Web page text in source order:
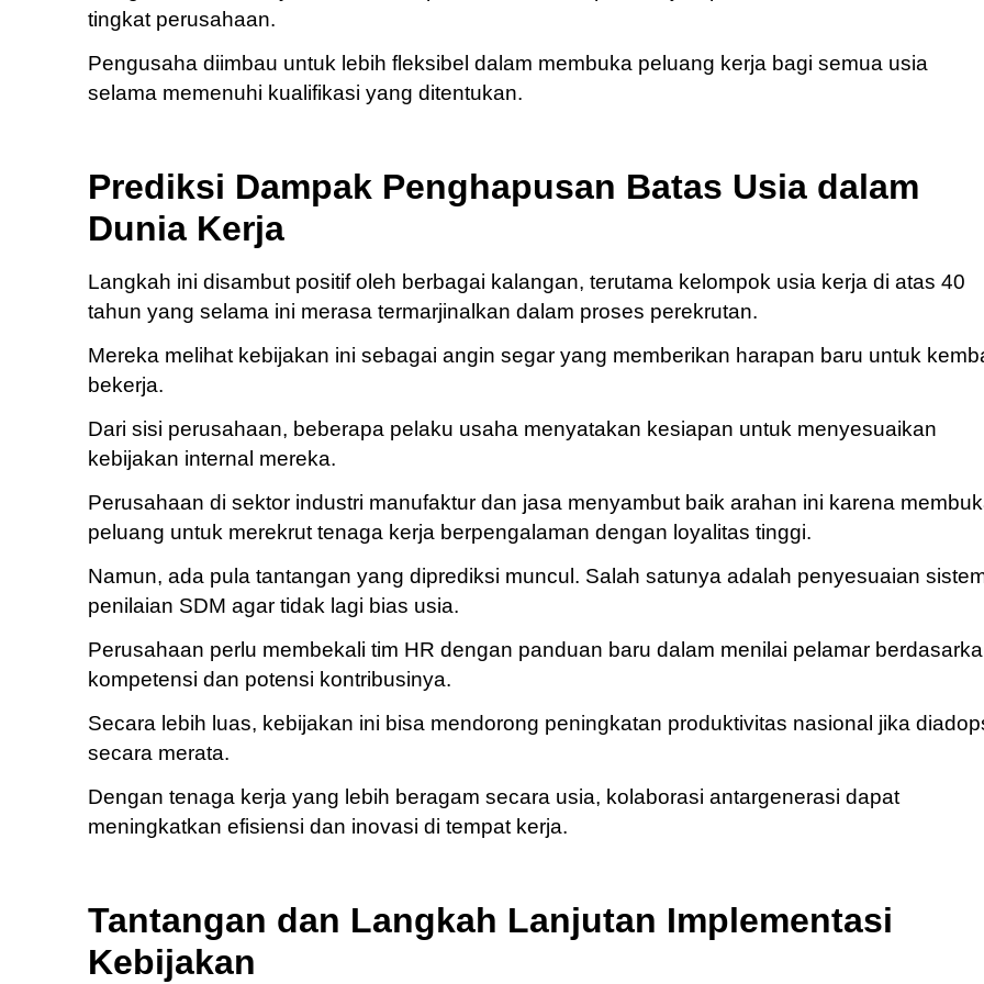
tingkat perusahaan.
Pengusaha diimbau untuk lebih fleksibel dalam membuka peluang kerja bagi semua usia
selama memenuhi kualifikasi yang ditentukan.
Prediksi Dampak Penghapusan Batas Usia dalam
Dunia Kerja
Langkah ini disambut positif oleh berbagai kalangan, terutama kelompok usia kerja di atas 40
tahun yang selama ini merasa termarjinalkan dalam proses perekrutan.
Mereka melihat kebijakan ini sebagai angin segar yang memberikan harapan baru untuk
bekerja.
Dari sisi perusahaan, beberapa pelaku usaha menyatakan kesiapan untuk menyesuaikan
kebijakan internal mereka.
Perusahaan di sektor industri manufaktur dan jasa menyambut baik arahan ini karena
peluang untuk merekrut tenaga kerja berpengalaman dengan loyalitas tinggi.
Namun, ada pula tantangan yang diprediksi muncul. Salah satunya adalah penyesuaian
penilaian SDM agar tidak lagi bias usia.
Perusahaan perlu membekali tim HR dengan panduan baru dalam menilai pelamar
kompetensi dan potensi kontribusinya.
Secara lebih luas, kebijakan ini bisa mendorong peningkatan produktivitas nasional jika
secara merata.
Dengan tenaga kerja yang lebih beragam secara usia, kolaborasi antargenerasi dapat
meningkatkan efisiensi dan inovasi di tempat kerja.
Tantangan dan Langkah Lanjutan Implementasi
Kebijakan